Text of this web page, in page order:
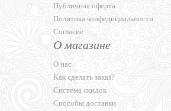
Публичная оферта
Политика конфедициальности
Согласие
О магазине
О нас
Как сделать заказ?
Система скидок
Способы доставки